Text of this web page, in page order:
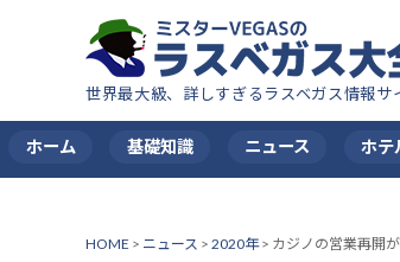
世界最大級、詳しすぎるラスベガス情報サ
ホーム 基礎知識 ニュース ホテ
HOME > ニュース > 2020年> カジノの営業再開